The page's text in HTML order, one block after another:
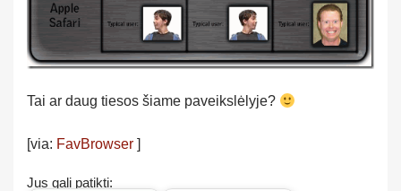
Tai ar daug tiesos šiame paveikslėlyje?
[via: FavBrowser ]
Jus gali patikti: